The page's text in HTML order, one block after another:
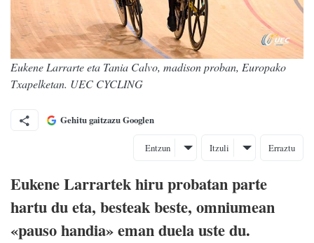
Eukene Larrarte eta Tania Calvo, madison proban, Europako
Txapelketan. UEC CYCLING
Gehitu gaitzazu Googlen
Entzun Itzuli Erraztu
Eukene Larrartek hiru probatan parte
hartu du eta, besteak beste, omniumean
«pauso handia» eman duela uste du.